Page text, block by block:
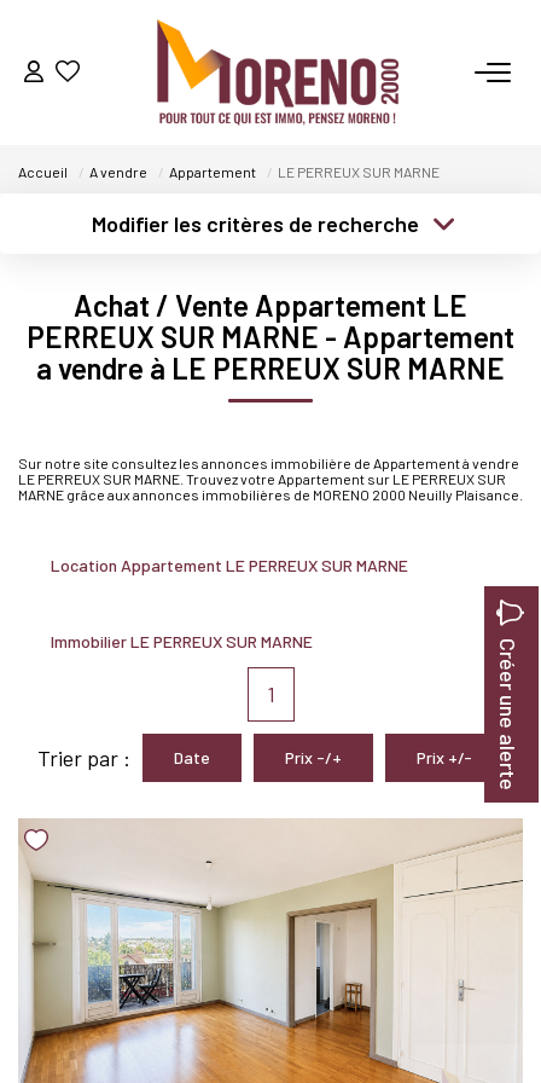
VENTES
ESTIMATION
NOS AGENCES
Qui Sommes-Nous ?
Nous Rejoindre
BIENS VENDUS
EXTRANET
Espace Bailleur
Espace Locataire
Accueil A vendre Appartement LE PERREUX SUR MARNE
Modifier les critères de recherche
Sélectionnez...
Type de bien
Surface min
Achat / Vente Appartement LE
PERREUX SUR MARNE - Appartement
a vendre à LE PERREUX SUR MARNE
Sur notre site consultez les annonces immobilière de Appartement à vendre
LE PERREUX SUR MARNE. Trouvez votre Appartement sur LE PERREUX SUR
MARNE grâce aux annonces immobilières de MORENO 2000 Neuilly Plaisance.
Location Appartement LE PERREUX SUR MARNE
Immobilier LE PERREUX SUR MARNE Créer une alerte
1
Trier par : Date Prix -/+ Prix +/-